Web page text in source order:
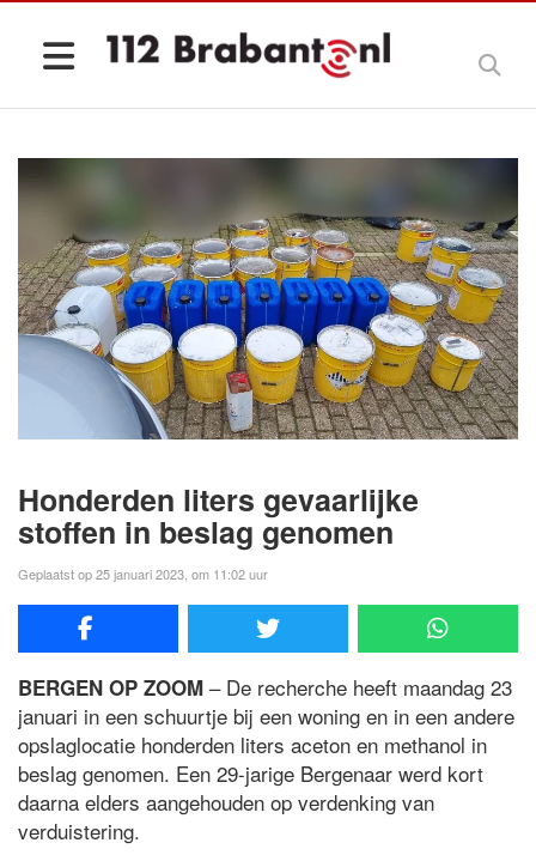
Honderden liters gevaarlijke
stoffen in beslag genomen
Geplaatst op 25 januari 2023, om 11:02 uur
BERGEN OP ZOOM – De recherche heeft maandag 23
januari in een schuurtje bij een woning en in een andere
opslaglocatie honderden liters aceton en methanol in
beslag genomen. Een 29-jarige Bergenaar werd kort
daarna elders aangehouden op verdenking van
verduistering.